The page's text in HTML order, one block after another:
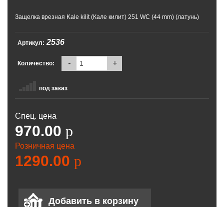
Защелка врезная Kale kilit (Кале килит) 251 WC (44 mm) (латунь)
Артикул: 2536
Количество: - +
под заказ
Спец. цена
970.00 p
Розничная цена
1290.00 p